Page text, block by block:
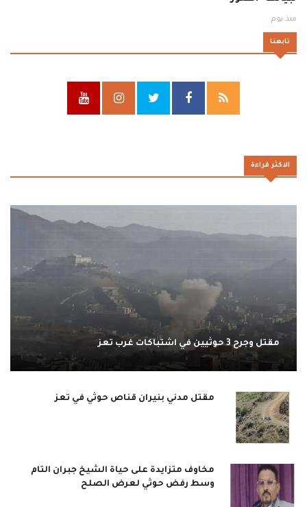
منذ يوم
تابعنا
الاكثر قراءة
مقتل وجرح 3 حوثيين في اشتباكات غرب تعز
مقتل مدني بنيران قناص حوثي في تعز
مخاوف متزايدة على حياة الشيخ جبران التام
وسط رفض حوثي لعرض الصلح